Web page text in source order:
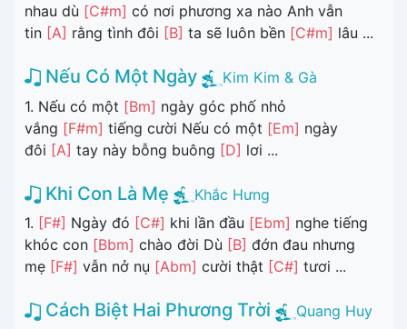
nhau dù [C#m] có nơi phương xa nào Anh vẫn
tin [A] rằng tình đôi [B] ta sẽ luôn bền [C#m] lâu ...
Nếu Có Một Ngày
Kim Kim & Gà
1. Nếu có một [Bm] ngày góc phố nhỏ
vắng [F#m] tiếng cười Nếu có một [Em] ngày
đôi [A] tay này bỗng buông [D] lơi ...
Khi Con Là Mẹ
Khắc Hưng
1. [F#] Ngày đó [C#] khi lần đầu [Ebm] nghe tiếng
khóc con [Bbm] chào đời Dù [B] đớn đau nhưng
mẹ [F#] vẫn nở nụ [Abm] cười thật [C#] tươi ...
Cách Biệt Hai Phương Trời
Quang Huy